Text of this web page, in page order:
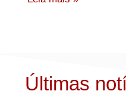
Últimas